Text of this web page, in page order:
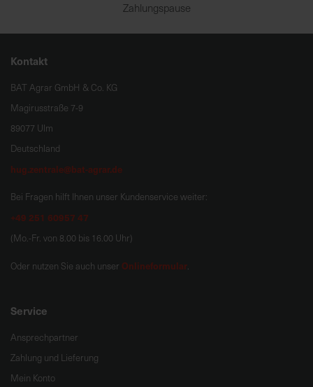
Zahlungspause
Kontakt
BAT Agrar GmbH & Co. KG
Magirusstraße 7-9
89077 Ulm
Deutschland
hug.zentrale@bat-agrar.de
Bei Fragen hilft Ihnen unser Kundenservice weiter:
+49 251 60957 47
(Mo.-Fr. von 8.00 bis 16.00 Uhr)
Oder nutzen Sie auch unser Onlineformular.
Service
Ansprechpartner
Zahlung und Lieferung
Mein Konto